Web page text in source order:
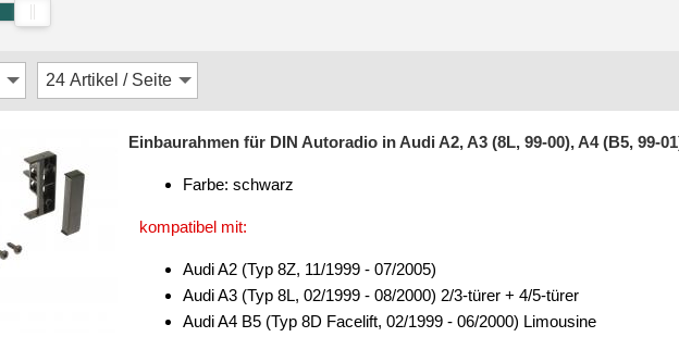
Einbaurahmen für DIN Autoradio in Audi A2, A3 (8L, 99-00), A4 (B5, 99-
Farbe: schwarz
kompatibel mit:
Audi A2 (Typ 8Z, 11/1999 - 07/2005)
Audi A3 (Typ 8L, 02/1999 - 08/2000) 2/3-türer + 4/5-türer
Audi A4 B5 (Typ 8D Facelift, 02/1999 - 06/2000) Limousine